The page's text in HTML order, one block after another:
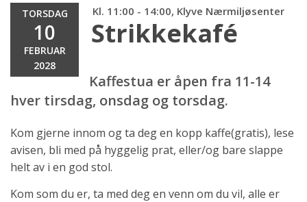
TORSDAG
10
FEBRUAR
2028
Kl. 11:00 - 14:00, Klyve Nærmiljøsenter
Strikkekafé
Kaffestua er åpen fra 11-14
hver tirsdag, onsdag og torsdag.
Kom gjerne innom og ta deg en kopp kaffe(gratis), lese
avisen, bli med på hyggelig prat, eller/og bare slappe
helt av i en god stol.
Kom som du er, ta med deg en venn om du vil, alle er